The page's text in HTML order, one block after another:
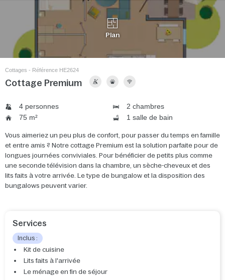
Plan
Cottages - Référence HE2624
Cottage Premium
4 personnes
2 chambres
75 m²
1 salle de bain
Vous aimeriez un peu plus de confort, pour passer du temps en famille
et entre amis ? Notre cottage Premium est la solution parfaite pour de
longues journées conviviales. Pour bénéficier de petits plus comme
une seconde télévision dans la chambre, un sèche-cheveux et des
lits faits à votre arrivée. Le type de bungalow et la disposition des
bungalows peuvent varier.
Services
Inclus :
Kit de cuisine
Lits faits à l'arrivée
Le ménage en fin de séjour